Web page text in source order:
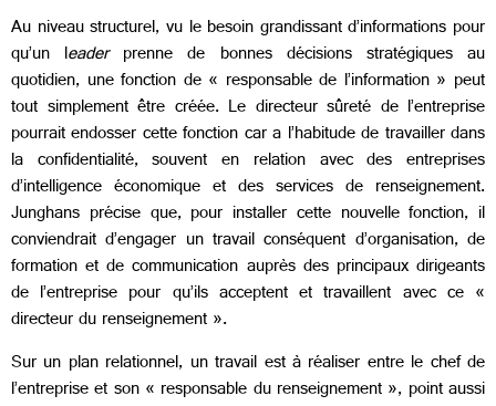
Au niveau structurel, vu le besoin grandissant d’informations pour
qu’un leaderprenne de bonnes décisions stratégiques au
quotidien, une fonction de « responsable de l’information » peut
tout simplement être créée. Le directeur sûreté de l’entreprise
pourrait endosser cette fonction car a l’habitude de travailler dans
la confidentialité, souvent en relation avec des entreprises
d’intelligence économique et des services de renseignement.
Junghans précise que, pour installer cette nouvelle fonction, il
conviendrait d’engager un travail conséquent d’organisation, de
formation et de communication auprès des principaux dirigeants
de l’entreprise pour qu’ils acceptent et travaillent avec ce «
directeur du renseignement ».
Sur un plan relationnel, un travail est à réaliser entre le chef de
l’entreprise et son « responsable du renseignement », point aussi